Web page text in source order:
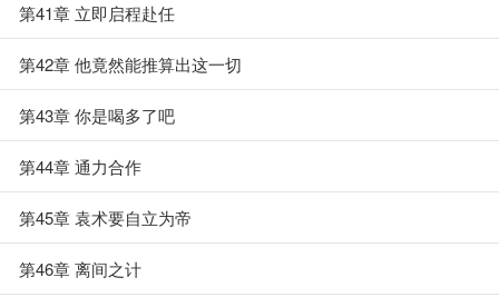
第41章 立即启程赴任
第42章 他竟然能推算出这一切
第43章 你是喝多了吧
第44章 通力合作
第45章 袁术要自立为帝
第46章 离间之计